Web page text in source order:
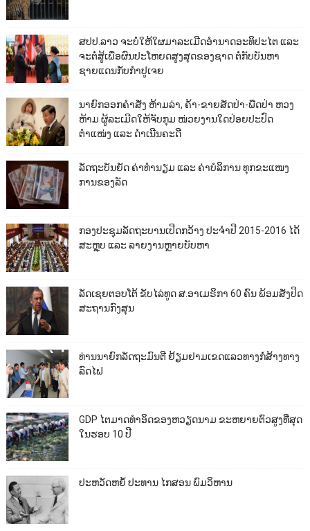
ສປປ.ລາວ ຈະບໍ່ໃຫ້ໃຜມາລະເມີດອຳນາດອະທິປະໄຕ ແລະ
ຈະຕໍ່ສູ້ເພື່ອຜົນປະໂຫຍດສູງສຸດຂອງຊາດ ຕໍ່ກັບບັນຫາ
ຊາຍແດນກັບກຳປູເຈຍ
ນາຍົກອອກຄຳສັ່ງ ຫ້າມລ່າ, ຄ້າ-ຂາຍສັດປ່າ-ພືດປ່າ ຫວງ
ຫ້າມ ຜູ້ລະເມີດໃຫ້ຈັບກຸມ ໜ່ວຍງານໃດປ່ອຍປະປົດ
ຕຳແໜ່ງ ແລະ ດຳເນີນຄະດີ
ລັດຖະບັນຍັດ ຄ່າທຳນຽມ ແລະ ຄ່າບໍລິການ ທຸກຂະແໜງ
ການຂອງລັດ
ກອງປະຊຸມລັດຖະບານເປີດກວ້າງ ປະຈຳປີ 2015-2016 ໄດ້
ສະຫຼຸບ ແລະ ລາຍງານຫຼາຍບັບຫາ
ລັດເຊຍຕອບໂຕ້ ຂັບໄລ່ທູດ ສ.ອາເມຣິກາ 60 ຄົນ ພ້ອມສັ່ງປິດ
ສະຖານກົງສຸນ
ທ່ານນາຍົກລັດຖະມົນຕີ ຢ້ຽມຢາມເຂດແລວທາງກໍ່ສ້າງທາງ
ລົດໄຟ
GDP ໄຕມາດທຳອິດຂອງຫວຽດນາມ ຂະຫຍາຍຕົວສູງທີ່ສຸດ
ໃນຮອບ 10​ ປີ
ປະຫວັດຫຍໍ້ ປະທານ ໄກສອນ ພົມວິຫານ